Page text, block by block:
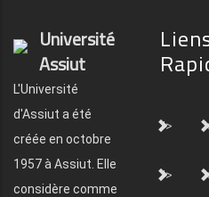
Université
Assiut
L'Université
d'Assiut a été
créée en octobre
1957 à Assiut. Elle
considère comme
">
">